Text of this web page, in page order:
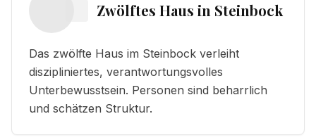
Zwölftes Haus in Steinbock
Das zwölfte Haus im Steinbock verleiht
diszipliniertes, verantwortungsvolles
Unterbewusstsein. Personen sind beharrlich
und schätzen Struktur.